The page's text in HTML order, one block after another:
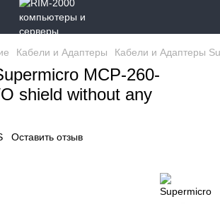
Кабели и Адаптеры Кабели и Адаптеры
MCP-260-
shield without any
Оставить отзыв